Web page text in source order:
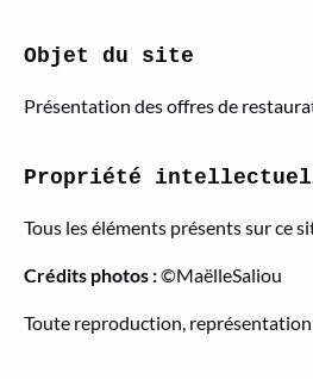
Objet du site
Présentation des offres de
Propriété
Tous les éléments présents sur ce
Crédits photos :©MaëlleSaliou
Toute reproduction,